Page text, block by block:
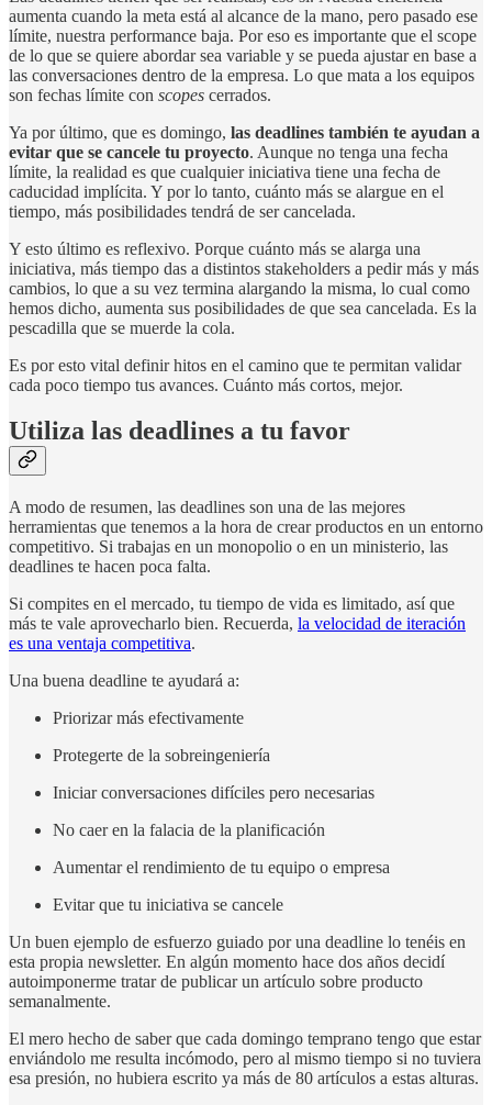
aumenta cuando la meta está al alcance de la mano, pero pasado ese
límite, nuestra performance baja. Por eso es importante que el scope
de lo que se quiere abordar sea variable y se pueda ajustar en base a
las conversaciones dentro de la empresa. Lo que mata a los equipos
son fechas límite con scopes cerrados.
Ya por último, que es domingo, las deadlines también te ayudan a
evitar que se cancele tu proyecto. Aunque no tenga una fecha
límite, la realidad es que cualquier iniciativa tiene una fecha de
caducidad implícita. Y por lo tanto, cuánto más se alargue en el
tiempo, más posibilidades tendrá de ser cancelada.
Y esto último es reflexivo. Porque cuánto más se alarga una
iniciativa, más tiempo das a distintos stakeholders a pedir más y más
cambios, lo que a su vez termina alargando la misma, lo cual como
hemos dicho, aumenta sus posibilidades de que sea cancelada. Es la
pescadilla que se muerde la cola.
Es por esto vital definir hitos en el camino que te permitan validar
cada poco tiempo tus avances. Cuánto más cortos, mejor.
Utiliza las deadlines a tu favor
A modo de resumen, las deadlines son una de las mejores
herramientas que tenemos a la hora de crear productos en un entorno
competitivo. Si trabajas en un monopolio o en un ministerio, las
deadlines te hacen poca falta.
Si compites en el mercado, tu tiempo de vida es limitado, así que
más te vale aprovecharlo bien. Recuerda, la velocidad de iteración
es una ventaja competitiva.
Una buena deadline te ayudará a:
Priorizar más efectivamente
Protegerte de la sobreingeniería
Iniciar conversaciones difíciles pero necesarias
No caer en la falacia de la planificación
Aumentar el rendimiento de tu equipo o empresa
Evitar que tu iniciativa se cancele
Un buen ejemplo de esfuerzo guiado por una deadline lo tenéis en
esta propia newsletter. En algún momento hace dos años decidí
autoimponerme tratar de publicar un artículo sobre producto
semanalmente.
El mero hecho de saber que cada domingo temprano tengo que estar
enviándolo me resulta incómodo, pero al mismo tiempo si no tuviera
esa presión, no hubiera escrito ya más de 80 artículos a estas alturas.